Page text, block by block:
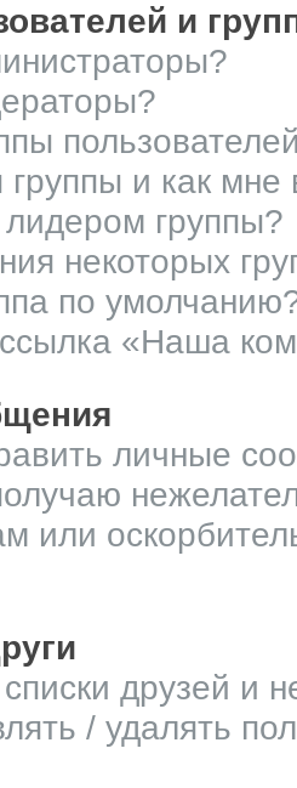
и
группы и как мне
лидером группы?
некоторых
по
«Наша
личные
или
друзей и
/ удалять